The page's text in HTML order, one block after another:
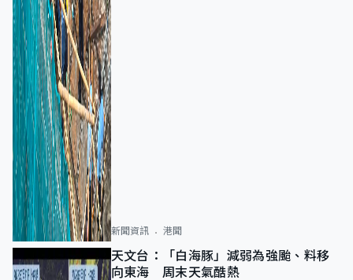
新聞資訊 港聞
天文台：「白海豚」減弱為強颱、料移
向東海 周末天氣酷熱